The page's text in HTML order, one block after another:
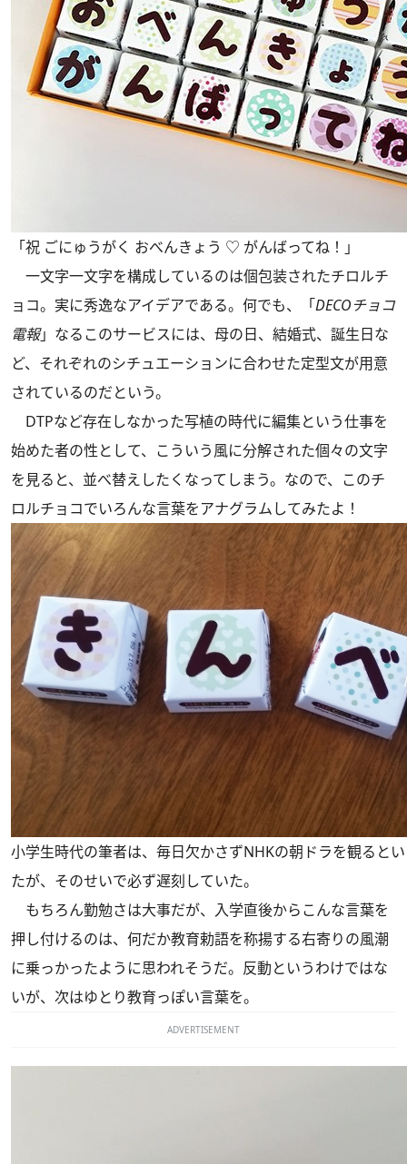
「祝 ごにゅうがく おべんきょう ♡ がんばってね！」
一文字一文字を構成しているのは個包装されたチロルチ
ョコ。実に秀逸なアイデアである。何でも、「DECOチョコ
電報」なるこのサービスには、母の日、結婚式、誕生日な
ど、それぞれのシチュエーションに合わせた定型文が用意
されているのだという。
DTPなど存在しなかった写植の時代に編集という仕事を
始めた者の性として、こういう風に分解された個々の文字
を見ると、並べ替えしたくなってしまう。なので、このチ
ロルチョコでいろんな言葉をアナグラムしてみたよ！
小学生時代の筆者は、毎日欠かさずNHKの朝ドラを観ると
たが、そのせいで必ず遅刻していた。
もちろん勤勉さは大事だが、入学直後からこんな言葉を
押し付けるのは、何だか教育勅語を称揚する右寄りの風潮
に乗っかったように思われそうだ。反動というわけではな
いが、次はゆとり教育っぽい言葉を。
ADVERTISEMENT